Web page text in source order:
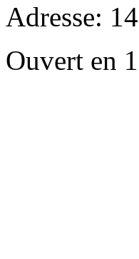
Adresse:
Ouvert en